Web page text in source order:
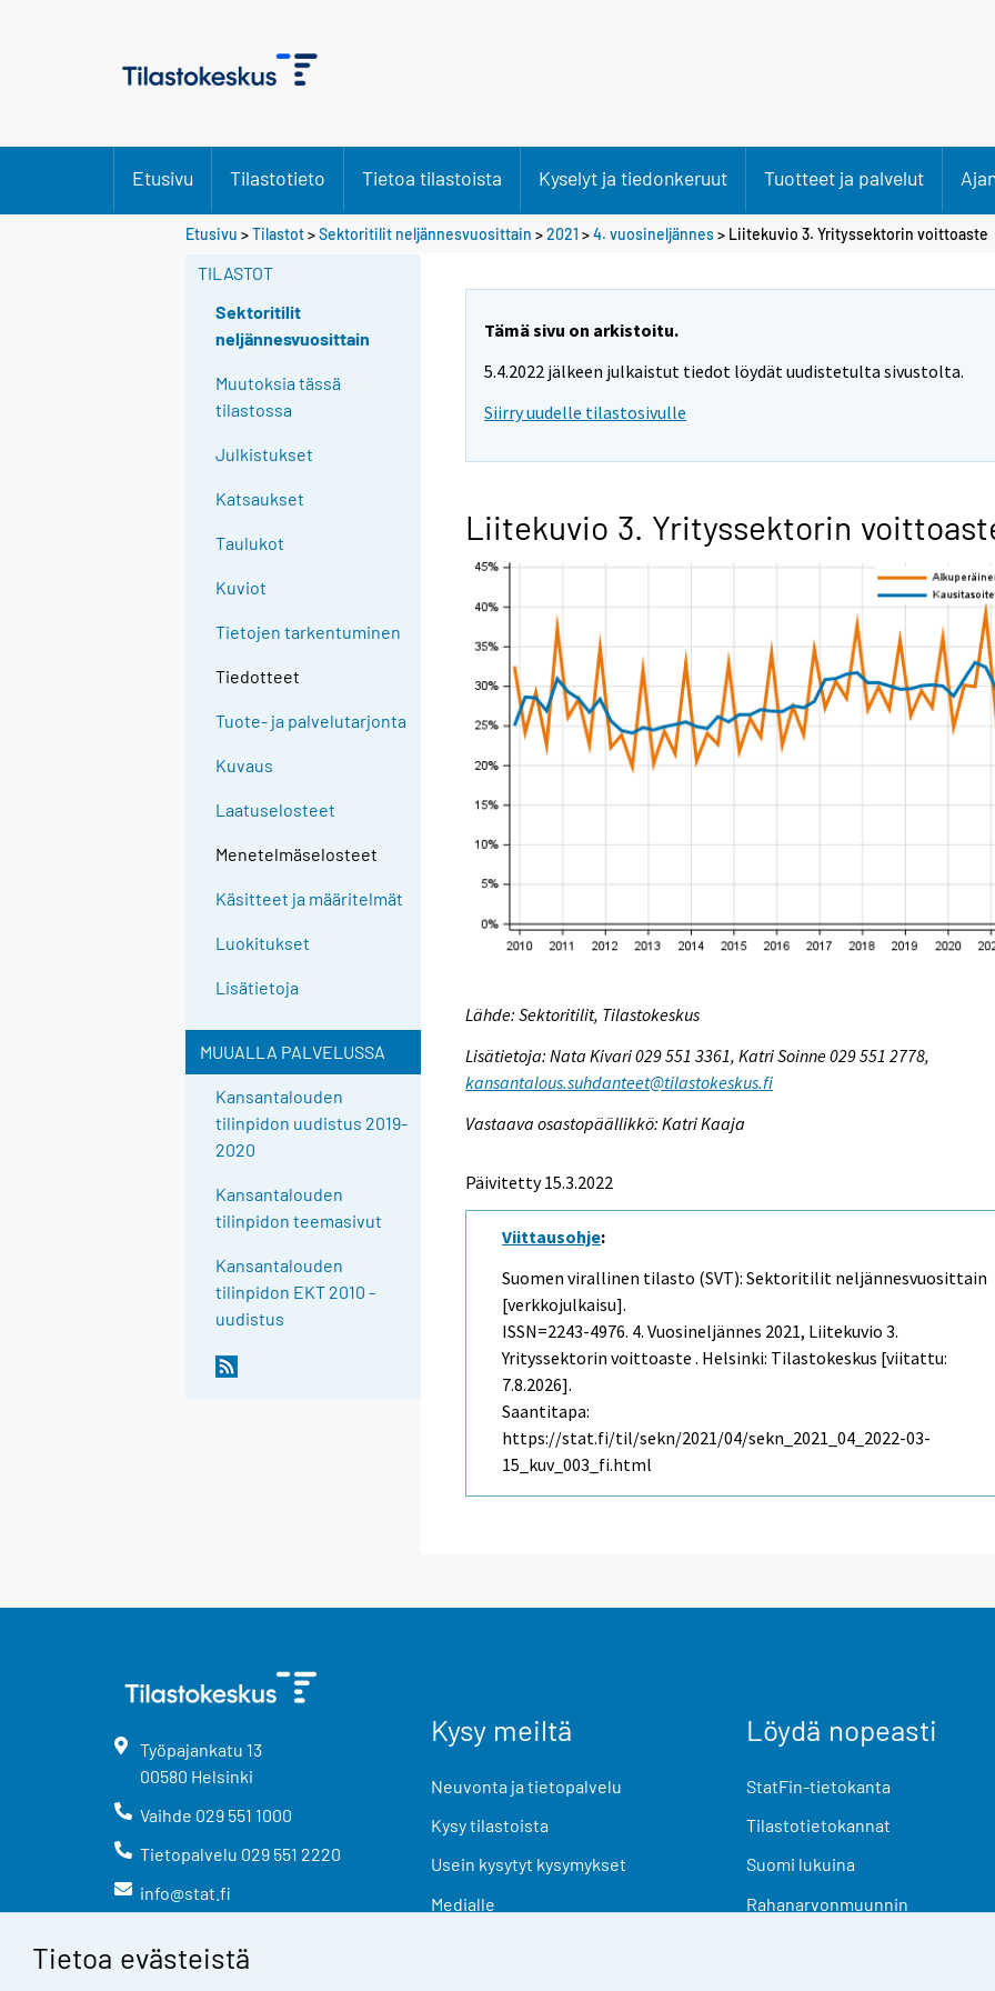
Tietoa evästeistä
Etusivu Tilastotieto Tietoa tilastoista Kyselyt ja tiedonkeruut Tuotteet ja palvelut
Etusivu >Tilastot>Sektoritilit neljännesvuosittain >2021 >4. vuosineljännes> Liitekuvio 3. Yrityssektorin voittoaste
TILASTOT
Sektoritilit
neljännesvuosittain
Muutoksia tässä
tilastossa
Julkistukset
Katsaukset
Taulukot
Kuviot
Tietojen tarkentuminen
Tiedotteet
Tuote- ja palvelutarjonta
Kuvaus
Laatuselosteet
Menetelmäselosteet
Käsitteet ja määritelmät
Luokitukset
Lisätietoja
MUUALLA PALVELUSSA
Kansantalouden
tilinpidon uudistus 2019-
2020
Kansantalouden
tilinpidon teemasivut
Kansantalouden
tilinpidon EKT 2010 -
uudistus
Tämä sivu on arkistoitu.
5.4.2022 jälkeen julkaistut tiedot löydät uudistetulta sivustolta.
Siirry uudelle tilastosivulle
Liitekuvio 3. Yrityssektorin
Lähde: Sektoritilit, Tilastokeskus
Lisätietoja: Nata Kivari 029 551 3361, Katri Soinne 029 551 2778,
kansantalous.suhdanteet@tilastokeskus.fi
Vastaava osastopäällikkö: Katri Kaaja
Päivitetty 15.3.2022
Viittausohje:
Suomen virallinen tilasto (SVT): Sektoritilit neljännesvuosittain
[verkkojulkaisu].
ISSN=2243-4976. 4. Vuosineljännes 2021, Liitekuvio 3.
Yrityssektorin voittoaste . Helsinki: Tilastokeskus [viitattu:
7.8.2026].
Saantitapa:
https://stat.fi/til/sekn/2021/04/sekn_2021_04_2022-03-
15_kuv_003_fi.html
Työpajankatu 13
00580 Helsinki
Vaihde 029 551 1000
Tietopalvelu 029 551 2220
info@stat.fi
Kysy meiltä
Neuvonta ja tietopalvelu
Kysy tilastoista
Usein kysytyt kysymykset
Medialle
Löydä nopeasti
StatFin-tietokanta
Tilastotietokannat
Suomi lukuina
Rahanarvonmuunnin